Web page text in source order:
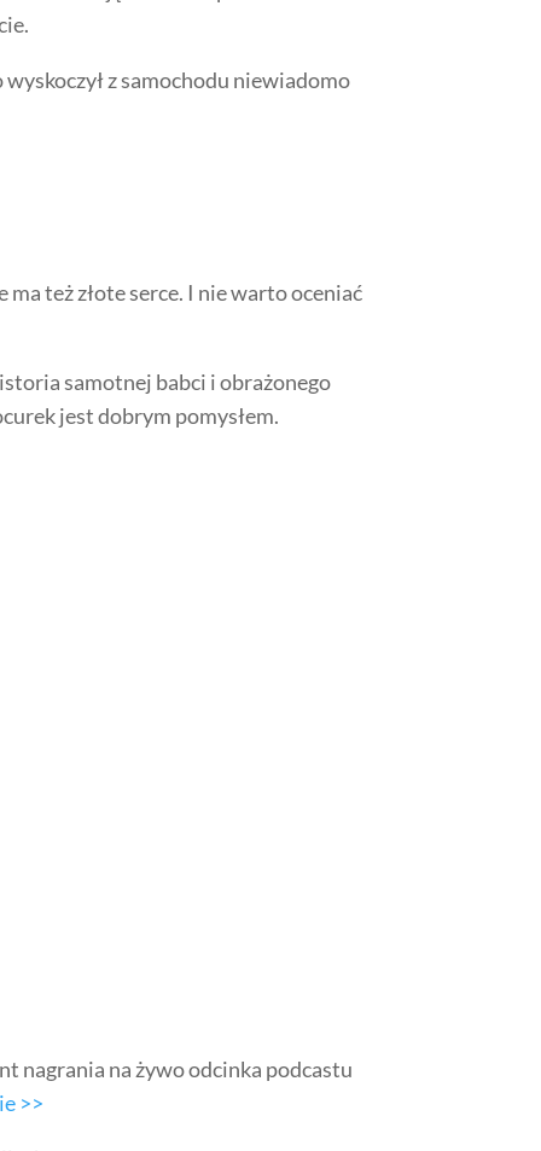
z samochodu niewiadomo
też złote serce. I nie warto oceniać
samotnej babci i obrażonego
jest dobrym pomysłem.
nagrania na żywo odcinka podcastu
>>